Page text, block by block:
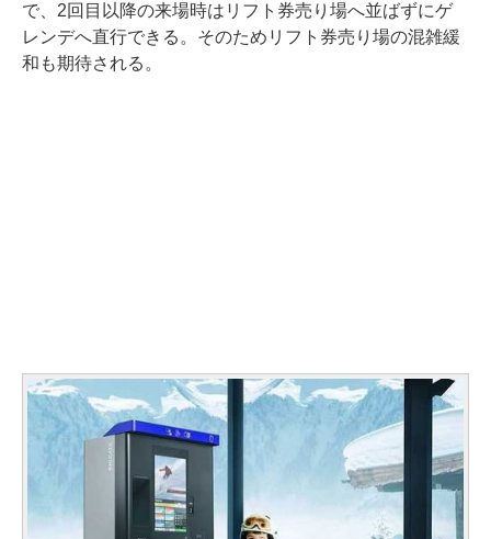
で、2回目以降の来場時はリフト券売り場へ並ばずにゲ
レンデへ直行できる。そのためリフト券売り場の混雑緩
和も期待される。